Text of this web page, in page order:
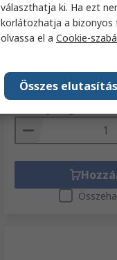
Hama USB kábel
USB C típusú
típusú, Fekete, 0.75
Részösszeg (1 egység)
5695 Ft(ÁFA nélkül)
választhatja ki. Ha ezt
korlátozhatja a bizonyos
olvassa el a Cookie-
Összes